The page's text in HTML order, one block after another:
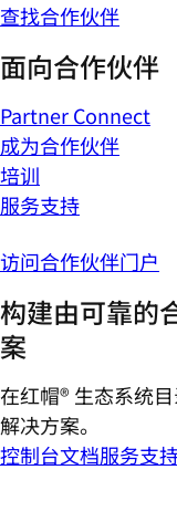
查找合作伙伴
面向合作伙伴
Partner Connect
成为合作伙伴
培训
服务支持
访问合作伙伴门户
构建由可靠的
案
在红帽® 生态系统
解决方案。
控制台文档服务支